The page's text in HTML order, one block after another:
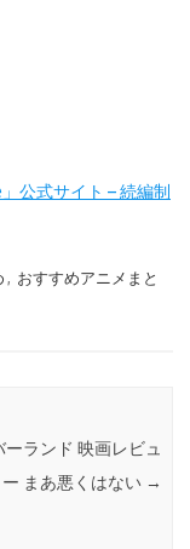
公式サイト – 続編制
, おすすめアニメまと
ーランド 映画レビュ
ー まあ悪くはない →